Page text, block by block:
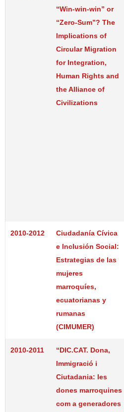
“Win-win-win” or
“Zero-Sum”? The
Implications of
Circular Migration
for Integration,
Human Rights and
the Alliance of
Civilizations
2010-2012
Ciudadanía Cívica
e Inclusión Social:
Estrategias de las
mujeres
marroquíes,
ecuatorianas y
rumanas
(CIMUMER)
2010-2011
“DIC.CAT. Dona,
Immigració i
Ciutadania: les
dones marroquines
com a generadores